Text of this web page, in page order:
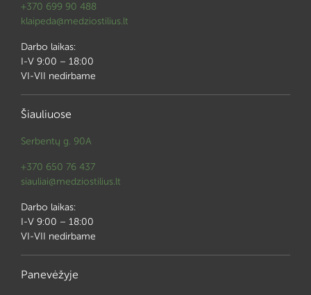
+370 699 90 488
klaipeda@medziostilius.lt
Darbo laikas:
I-V 9:00 – 18:00
VI-VII nedirbame
Šiauliuose
Serbentų g. 90A
+370 650 76 437
siauliai@medziostilius.lt
Darbo laikas:
I-V 9:00 – 18:00
VI-VII nedirbame
Panevėžyje